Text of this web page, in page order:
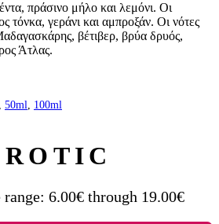
πράσινο μήλο και λεμόνι. Οι
τόνκα, γεράνι και αμπροξάν. Οι νότες
βέτιβερ, βρύα δρυός,
Άτλας.
, 50ml, 100ml
range: 6.00€ through 19.00€